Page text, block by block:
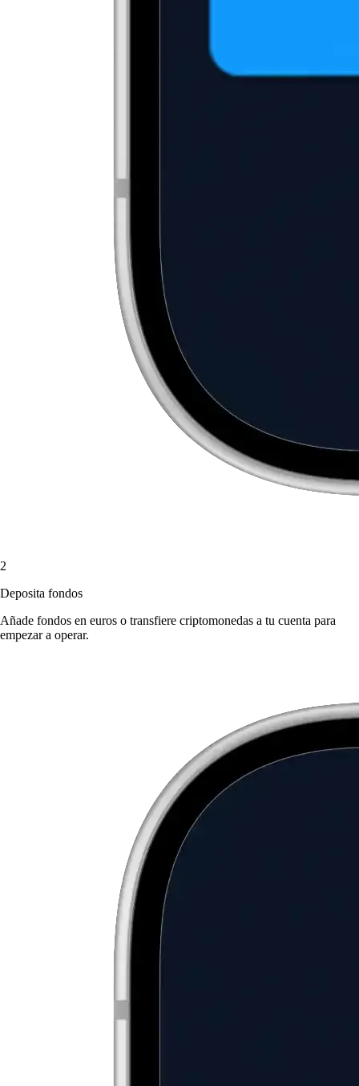
2
Deposita fondos
Añade fondos en euros o transfiere criptomonedas a tu cuenta para
empezar a operar.